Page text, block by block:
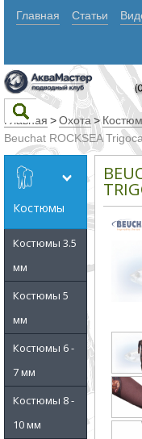
Главная Статьи
Текст
Любое из
слов
Все
слова
Точное
совпадение
Категории
Главная >Охота >
Beuchat ROCKSEA
Костюмы
Костюмы 3.5
мм
Костюмы 5
мм
Костюмы 6 -
7 мм
Костюмы 8 -
10 мм